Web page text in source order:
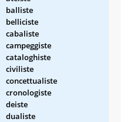
balliste
belliciste
cabaliste
campeggiste
cataloghiste
civiliste
concettualiste
cronologiste
deiste
dualiste